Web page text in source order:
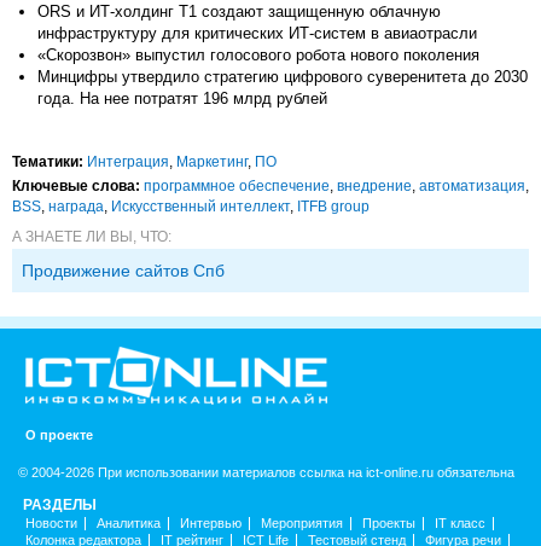
ORS и ИТ-холдинг T1 создают защищенную облачную
инфраструктуру для критических ИТ-систем в авиаотрасли
«Скорозвон» выпустил голосового робота нового поколения
Минцифры утвердило стратегию цифрового суверенитета до 2030
года. На нее потратят 196 млрд рублей
Тематики: Интеграция, Маркетинг, ПО
Ключевые слова: программное обеспечение, внедрение, автоматизация,
BSS, награда, Искусственный интеллект, ITFB group
А ЗНАЕТЕ ЛИ ВЫ, ЧТО:
Продвижение сайтов Спб
О проекте
© 2004-2026 При использовании материалов ссылка на ict-online.ru обязательна
РАЗДЕЛЫ
Новости Аналитика Интервью Мероприятия Проекты
IT класс
Колонка редактора
IT рейтинг ICT Life Тестовый стенд Фигура речи